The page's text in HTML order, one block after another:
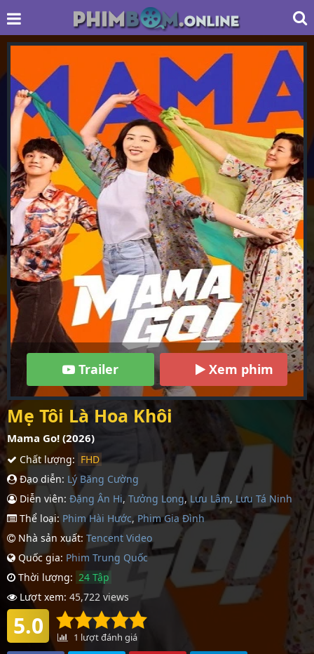
Trailer Xem phim
Mẹ Tôi Là Hoa Khôi
Mama Go! (2026)
Chất lượng: FHD
Đạo diễn: Lý Băng Cường
Diễn viên: Đặng Ân Hi, Tưởng Long, Lưu Lâm, Lưu Tá Ninh
Thể loại: Phim Hài Hước, Phim Gia Đình
Nhà sản xuất: Tencent Video
Quốc gia: Phim Trung Quốc
Thời lượng: 24 Tập
Lượt xem: 45,722 views
5.0 1 lượt đánh giá